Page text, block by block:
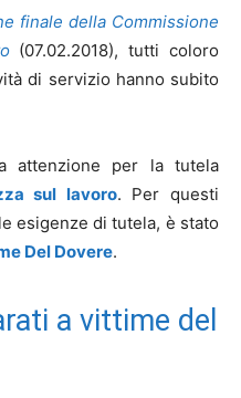
finale della Commissione
(07.02.2018), tutti coloro
di servizio hanno subito
attenzione per la tutela
sul lavoro. Per questi
esigenze di tutela, è stato
Del Dovere.
a vittime del